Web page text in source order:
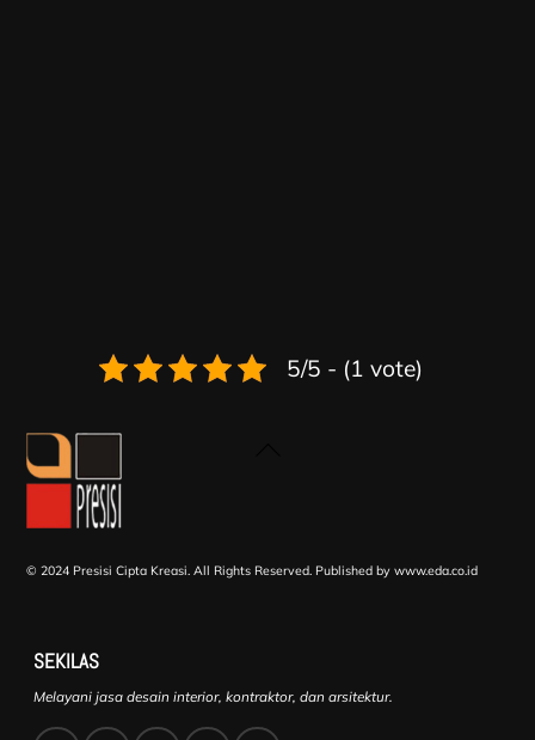
5/5 - (1 vote)
© 2024 Presisi Cipta Kreasi. All Rights Reserved. Published by www.eda.co.id
SEKILAS
Melayani jasa desain interior, kontraktor, dan arsitektur.